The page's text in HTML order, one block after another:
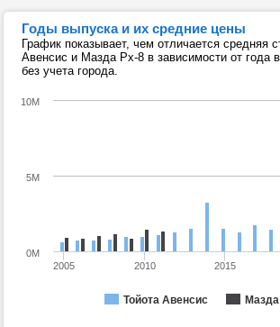
Годы выпуска и их средние цены
График показывает, чем отличается средняя
Авенсис и Мазда Рх-8 в зависимости от года
без учета города.
Тойота Авенсис
2005 2010 2015
0M
5M
10M